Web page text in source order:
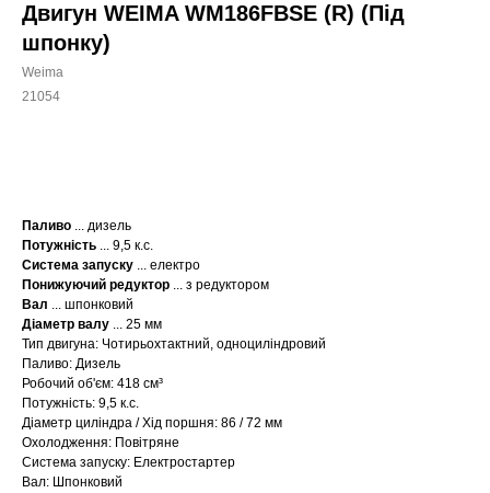
Двигун WEIMA WM186FBSE (R) (Під
шпонку)
Weima
21054
Паливо ... дизель
Потужність ... 9,5 к.с.
Система запуску ... електро
Понижуючий редуктор ... з редуктором
Вал ... шпонковий
Діаметр валу ... 25 мм
Тип двигуна: Чотирьохтактний, одноциліндровий
Паливо: Дизель
Робочий об'єм: 418 см³
Потужність: 9,5 к.с.
Діаметр циліндра / Хід поршня: 86 / 72 мм
Охолодження: Повітряне
Система запуску: Електростартер
Вал: Шпонковий